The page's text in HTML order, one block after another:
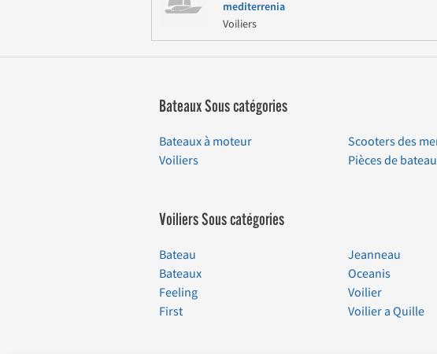
mediterrenia
Voiliers
Bateaux Sous catégories
Bateaux à moteur
Voiliers
Scooters des
Pièces de
Voiliers Sous catégories
Bateau
Bateaux
Feeling
First
Jeanneau
Oceanis
Voilier
Voilier a Quille